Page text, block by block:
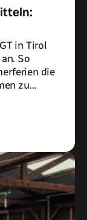
in Tirol
So
die
zu